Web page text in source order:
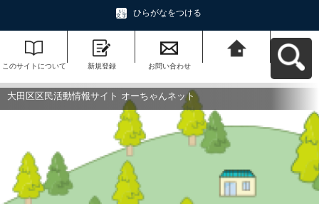
ひらがなをつける
このサイトについて 新規登録 お問い合わせ
ットへ戻る
大田区区民活動情報サイト オーちゃんネット